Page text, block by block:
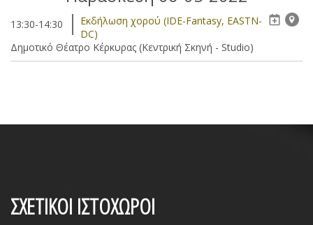
13:30-14:30
Eκδήλωση χορού (IDE-Fantasy, EASTN-
DC)
Δημοτικό Θέατρο Κέρκυρας (Κεντρική Σκηνή - Studio)
ΣΧΕΤΙΚΟΙ ΙΣΤΟΧΩΡΟΙ